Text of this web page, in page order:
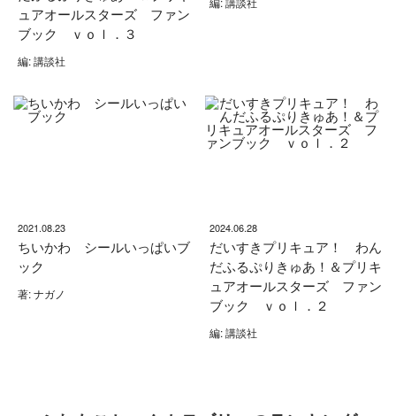
ュアオールスターズ ファン
ブック ｖｏｌ．３
編: 講談社
2021.08.23
ちいかわ シールいっぱいブ
ック
著: ナガノ
2024.06.28
だいすきプリキュア！ わん
だふるぷりきゅあ！＆プリキ
ュアオールスターズ ファン
ブック ｖｏｌ．２
編: 講談社